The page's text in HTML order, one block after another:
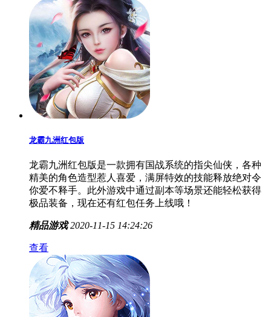
龙霸九洲红包版
龙霸九洲红包版是一款拥有国战系统的指尖仙侠，各种
精美的角色造型惹人喜爱，满屏特效的技能释放绝对令
你爱不释手。此外游戏中通过副本等场景还能轻松获得
极品装备，现在还有红包任务上线哦！
精品游戏 2020-11-15 14:24:26
查看